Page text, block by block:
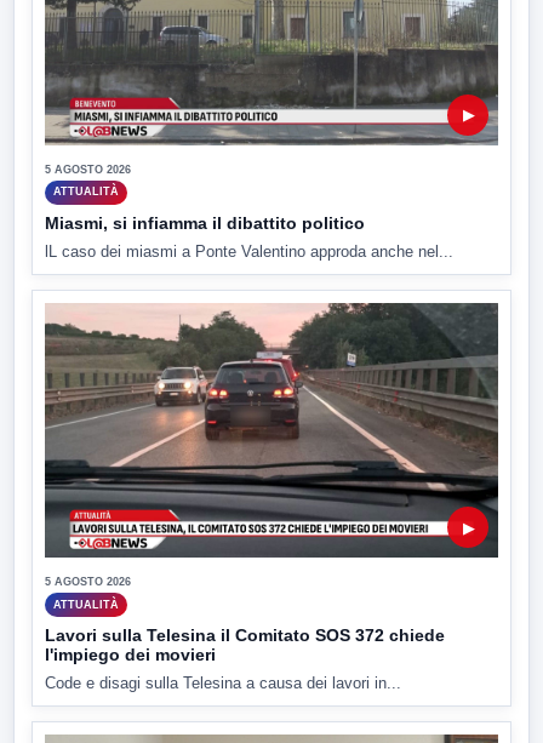
▶
5 AGOSTO 2026
ATTUALITÀ
Miasmi, si infiamma il dibattito politico
lL caso dei miasmi a Ponte Valentino approda anche nel...
▶
5 AGOSTO 2026
ATTUALITÀ
Lavori sulla Telesina il Comitato SOS 372 chiede
l'impiego dei movieri
Code e disagi sulla Telesina a causa dei lavori in...